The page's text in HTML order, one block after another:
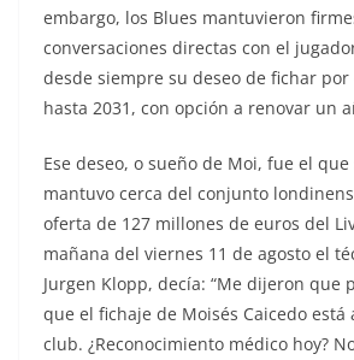
embargo, los Blues mantuvieron
conversaciones directas con el
desde siempre su deseo de fichar
hasta 2031, con opción a renovar un
Ese deseo, o sueño de Moi, fue el
mantuvo cerca del conjunto
oferta de 127 millones de euros del
mañana del viernes 11 de agosto el
Jurgen Klopp, decía: “Me dijeron que
que el fichaje de Moisés Caicedo está
club. ¿Reconocimiento médico hoy?